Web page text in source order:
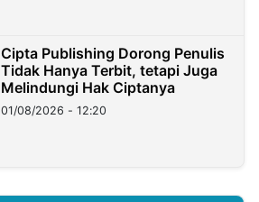
Cipta Publishing Dorong Penulis
Tidak Hanya Terbit, tetapi Juga
Melindungi Hak Ciptanya
01/08/2026 - 12:20